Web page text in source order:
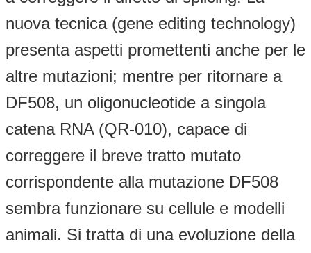
nuova tecnica (gene editing technology)
presenta aspetti promettenti anche per le
altre mutazioni; mentre per ritornare a
DF508, un oligonucleotide a singola
catena RNA (QR-010), capace di
correggere il breve tratto mutato
corrispondente alla mutazione DF508
sembra funzionare su cellule e modelli
animali. Si tratta di una evoluzione della